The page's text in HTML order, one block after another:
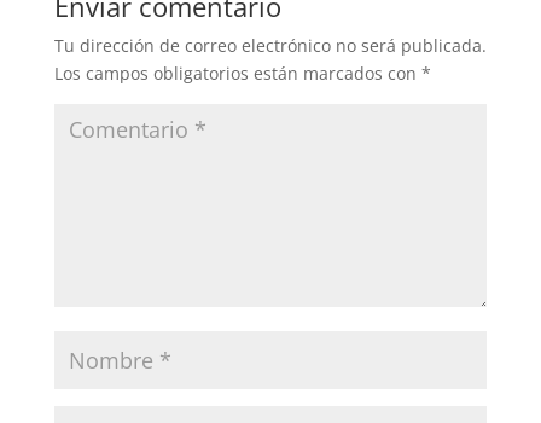
Tu dirección de correo electrónico no será publicada.
Los campos obligatorios están marcados con *